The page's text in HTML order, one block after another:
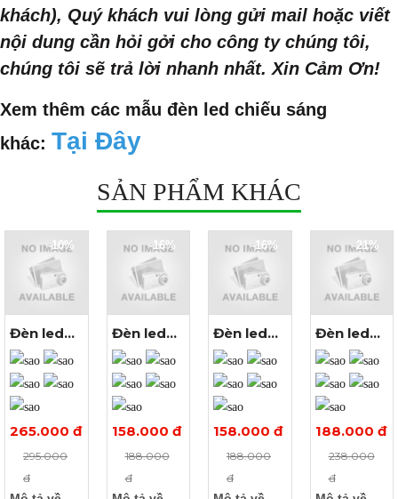
khách), Quý khách vui lòng gửi mail hoặc viết
nội dung cần hỏi gởi cho công ty chúng tôi,
chúng tôi sẽ trả lời nhanh nhất. Xin Cảm Ơn!
Xem thêm các mẫu đèn led chiếu sáng
khác: Tại Đây
SẢN PHẨM KHÁC
-10%
Xem
thêm ảnh
Đèn led
ốp trần
vuông
24W 3
màu
265.000 đ
295.000
đ
-16%
Xem
thêm ảnh
Đèn led
ốp nổi
24W
vuông
màu
trung tính
158.000 đ
188.000
đ
-16%
Xem
thêm ảnh
Đèn led
ốp nổi
24W
vuông
màu vàng
158.000 đ
188.000
đ
-21%
Xem
thêm ảnh
Đèn led
âm trần
24W tròn
màu
trung tính
188.000 đ
238.000
đ